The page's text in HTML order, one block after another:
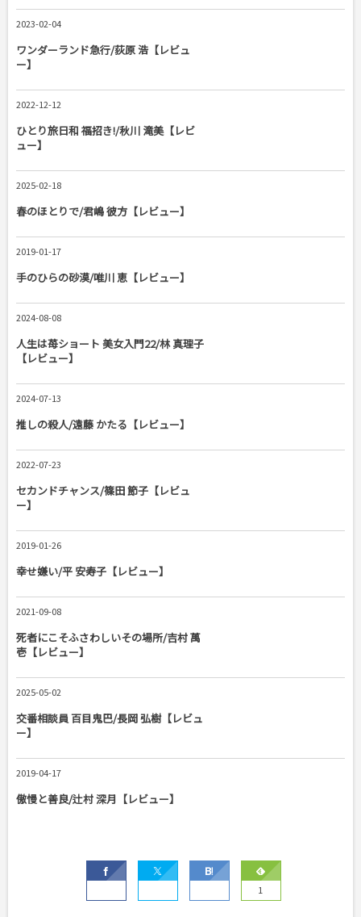
2023-02-04
ワンダーランド急行/荻原 浩【レビュ
ー】
2022-12-12
ひとり旅日和 福招き!/秋川 滝美【レビ
ュー】
2025-02-18
春のほとりで/君嶋 彼方【レビュー】
2019-01-17
手のひらの砂漠/唯川 恵【レビュー】
2024-08-08
人生は苺ショート 美女入門22/林 真理子
【レビュー】
2024-07-13
推しの殺人/遠藤 かたる【レビュー】
2022-07-23
セカンドチャンス/篠田 節子【レビュ
ー】
2019-01-26
幸せ嫌い/平 安寿子【レビュー】
2021-09-08
死者にこそふさわしいその場所/吉村 萬
壱【レビュー】
2025-05-02
交番相談員 百目鬼巴/長岡 弘樹【レビュ
ー】
2019-04-17
傲慢と善良/辻村 深月【レビュー】
1